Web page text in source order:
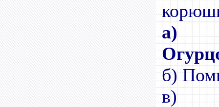
а)
б)
в)